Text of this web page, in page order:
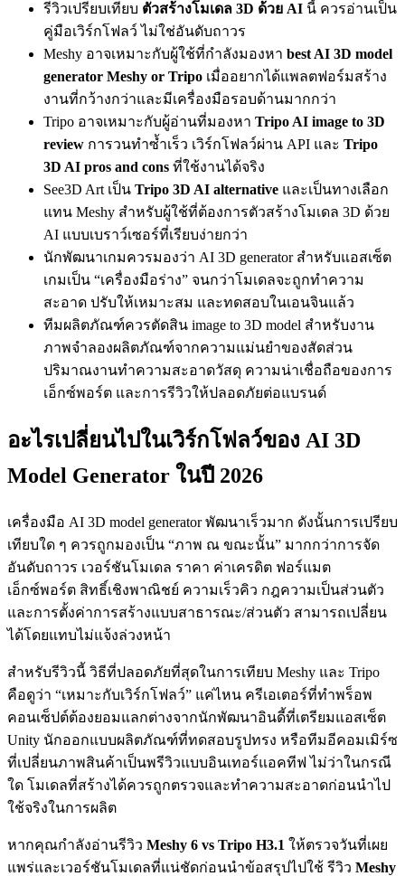
รีวิวเปรียบเทียบ ตัวสร้างโมเดล 3D ด้วย AI นี้ ควรอ่านเป็น
คู่มือเวิร์กโฟลว์ ไม่ใช่อันดับถาวร
Meshy อาจเหมาะกับผู้ใช้ที่กำลังมองหา best AI 3D model
generator Meshy or Tripo เมื่ออยากได้แพลตฟอร์มสร้าง
งานที่กว้างกว่าและมีเครื่องมือรอบด้านมากกว่า
Tripo อาจเหมาะกับผู้อ่านที่มองหา Tripo AI image to 3D
review การวนทำซ้ำเร็ว เวิร์กโฟลว์ผ่าน API และ Tripo
3D AI pros and cons ที่ใช้งานได้จริง
See3D Art เป็น Tripo 3D AI alternative และเป็นทางเลือก
แทน Meshy สำหรับผู้ใช้ที่ต้องการตัวสร้างโมเดล 3D ด้วย
AI แบบเบราว์เซอร์ที่เรียบง่ายกว่า
นักพัฒนาเกมควรมองว่า AI 3D generator สำหรับแอสเซ็ต
เกมเป็น “เครื่องมือร่าง” จนกว่าโมเดลจะถูกทำความ
สะอาด ปรับให้เหมาะสม และทดสอบในเอนจินแล้ว
ทีมผลิตภัณฑ์ควรตัดสิน image to 3D model สำหรับงาน
ภาพจำลองผลิตภัณฑ์จากความแม่นยำของสัดส่วน
ปริมาณงานทำความสะอาดวัสดุ ความน่าเชื่อถือของการ
เอ็กซ์พอร์ต และการรีวิวให้ปลอดภัยต่อแบรนด์
อะไรเปลี่ยนไปในเวิร์กโฟลว์ของ AI 3D
Model Generator ในปี 2026
เครื่องมือ AI 3D model generator พัฒนาเร็วมาก ดังนั้นการเปรียบ
เทียบใด ๆ ควรถูกมองเป็น “ภาพ ณ ขณะนั้น” มากกว่าการจัด
อันดับถาวร เวอร์ชันโมเดล ราคา ค่าเครดิต ฟอร์แมต
เอ็กซ์พอร์ต สิทธิ์เชิงพาณิชย์ ความเร็วคิว กฎความเป็นส่วนตัว
และการตั้งค่าการสร้างแบบสาธารณะ/ส่วนตัว สามารถเปลี่ยน
ได้โดยแทบไม่แจ้งล่วงหน้า
สำหรับรีวิวนี้ วิธีที่ปลอดภัยที่สุดในการเทียบ Meshy และ Tripo
คือดูว่า “เหมาะกับเวิร์กโฟลว์” แค่ไหน ครีเอเตอร์ที่ทำพร็อพ
คอนเซ็ปต์ต้องยอมแลกต่างจากนักพัฒนาอินดี้ที่เตรียมแอสเซ็ต
Unity นักออกแบบผลิตภัณฑ์ที่ทดสอบรูปทรง หรือทีมอีคอมเมิร์ซ
ที่เปลี่ยนภาพสินค้าเป็นพรีวิวแบบอินเทอร์แอคทีฟ ไม่ว่าในกรณี
ใด โมเดลที่สร้างได้ควรถูกตรวจและทำความสะอาดก่อนนำไป
ใช้จริงในการผลิต
หากคุณกำลังอ่านรีวิว Meshy 6 vs Tripo H3.1 ให้ตรวจวันที่เผย
แพร่และเวอร์ชันโมเดลที่แน่ชัดก่อนนำข้อสรุปไปใช้ รีวิว Meshy